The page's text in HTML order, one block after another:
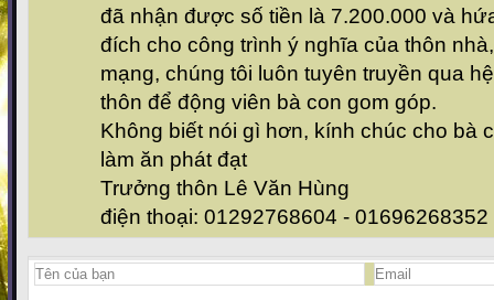
đã nhận được số tiền là 7.200.000 và
đích cho công trình ý nghĩa của thôn
mạng, chúng tôi luôn tuyên truyền qua
thôn để động viên bà con gom góp.
Không biết nói gì hơn, kính chúc cho bà
làm ăn phát đạt
Trưởng thôn Lê Văn Hùng
điện thoại: 01292768604 - 01696268352